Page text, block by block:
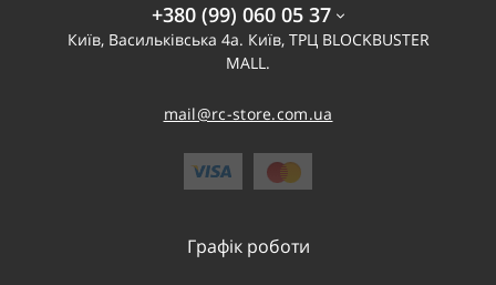
+380 (99) 060 05 37
Київ, Васильківська 4а. Київ, ТРЦ BLOCKBUSTER
MALL.
mail@rc-store.com.ua
Графік роботи